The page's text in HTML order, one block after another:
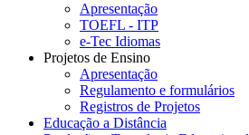
Apresentação
TOEFL - ITP
e-Tec Idiomas
Projetos de Ensino
Apresentação
Regulamento e formulários
Registros de Projetos
Educação a Distância